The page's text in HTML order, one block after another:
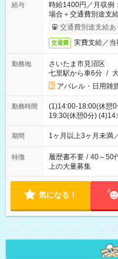
給与
時給1400円／月収例
場合＋交通費別途支
交通費別途支給あ
交通費 実費支給／当
勤務地
さいたま市見沼区
七里駅から車6分 /
アパレル・日用雑
勤務時間
(1)14:00-18:00(休憩
19:30(休憩0分)
ます
期間 1ヶ月以上3ヶ月未満
特徴 履歴書不要 / 40～50
上の大量募集
気になる！